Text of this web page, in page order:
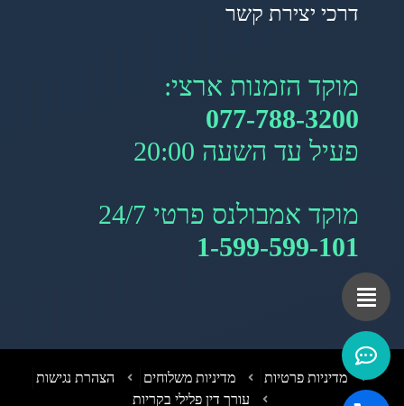
דרכי יצירת קשר
מוקד הזמנות ארצי:
077-788-3200
פעיל עד השעה 20:00
מוקד אמבולנס פרטי 24/7
1-599-599-101
מדיניות פרטיות מדיניות משלוחים
הצהרת נגישות
עורך דין פלילי בקריות